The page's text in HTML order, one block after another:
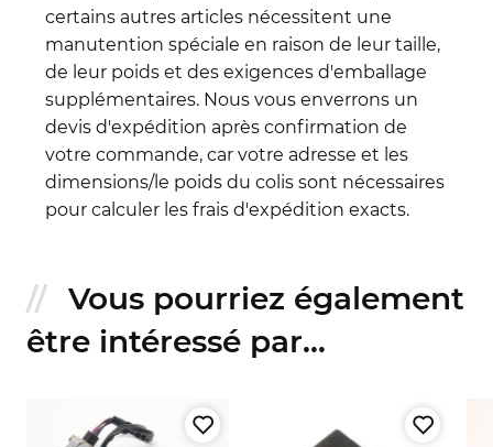
certains autres articles nécessitent une
manutention spéciale en raison de leur taille,
de leur poids et des exigences d'emballage
supplémentaires. Nous vous enverrons un
devis d'expédition après confirmation de
votre commande, car votre adresse et les
dimensions/le poids du colis sont nécessaires
pour calculer les frais d'expédition exacts.
Vous pourriez également
être intéressé par...